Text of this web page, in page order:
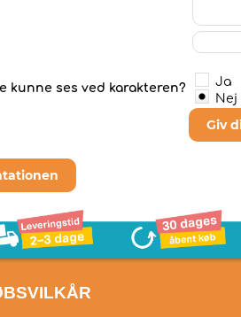
kunne ses ved karakteren?
Ja
Nej
Giv